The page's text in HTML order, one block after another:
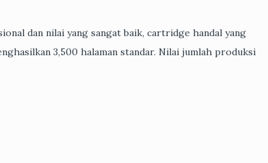
dan nilai yang sangat baik, cartridge handal yang
3,500 halaman standar. Nilai jumlah produksi